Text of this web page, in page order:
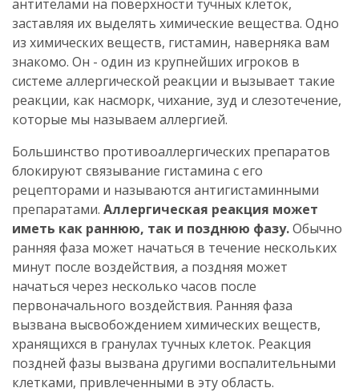
антителами на поверхности тучных клеток,
заставляя их выделять химические вещества. Одно
из химических веществ, гистамин, наверняка вам
знакомо. Он - один из крупнейших игроков в
системе аллергической реакции и вызывает такие
реакции, как насморк, чихание, зуд и слезотечение,
которые мы называем аллергией.
Большинство противоаллергических препаратов
блокируют связывание гистамина с его
рецепторами и называются антигистаминными
препаратами. Аллергическая реакция может
иметь как раннюю, так и позднюю фазу.Обычно
ранняя фаза может начаться в течение нескольких
минут после воздействия, а поздняя может
начаться через несколько часов после
первоначального воздействия. Ранняя фаза
вызвана высвобождением химических веществ,
хранящихся в гранулах тучных клеток. Реакция
поздней фазы вызвана другими воспалительными
клетками, привлеченными в эту область.